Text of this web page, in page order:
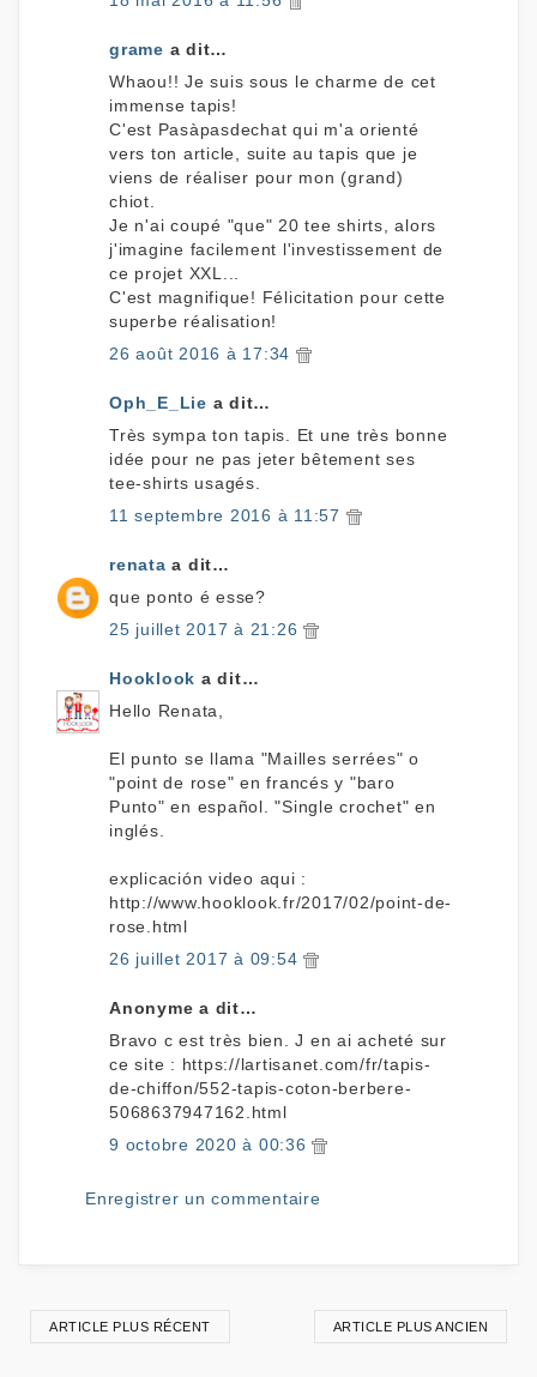
grame a dit…
Whaou!! Je suis sous le charme de cet
immense tapis!
C'est Pasàpasdechat qui m'a orienté
vers ton article, suite au tapis que je
viens de réaliser pour mon (grand)
chiot.
Je n'ai coupé "que" 20 tee shirts, alors
j'imagine facilement l'investissement de
ce projet XXL...
C'est magnifique! Félicitation pour cette
superbe réalisation!
26 août 2016 à 17:34
Oph_E_Lie a dit…
Très sympa ton tapis. Et une très bonne
idée pour ne pas jeter bêtement ses
tee-shirts usagés.
11 septembre 2016 à 11:57
renata a dit…
que ponto é esse?
25 juillet 2017 à 21:26
Hooklook a dit…
Hello Renata,
El punto se llama "Mailles serrées" o
"point de rose" en francés y "baro
Punto" en español. "Single crochet" en
inglés.
explicación video aqui :
http://www.hooklook.fr/2017/02/point-de-
rose.html
26 juillet 2017 à 09:54
Anonyme a dit…
Bravo c est très bien. J en ai acheté sur
ce site : https://lartisanet.com/fr/tapis-
de-chiffon/552-tapis-coton-berbere-
5068637947162.html
9 octobre 2020 à 00:36
Enregistrer un commentaire
ARTICLE PLUS RÉCENT ARTICLE PLUS ANCIEN